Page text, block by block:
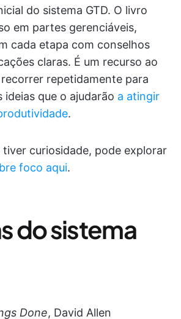
do sistema GTD. O livro
em partes gerenciáveis,
cada etapa com conselhos
claras. É um recurso ao
repetidamente para
que o ajudarão a atingir
.
tiver curiosidade, pode explorar
foco aqui.
do sistema
Done, David Allen